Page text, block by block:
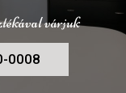
várjuk
0008